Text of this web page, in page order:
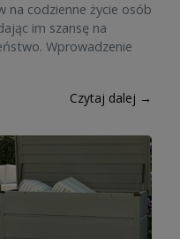
na codzienne życie osób
im szansę na
Wprowadzenie
Czytaj dalej →